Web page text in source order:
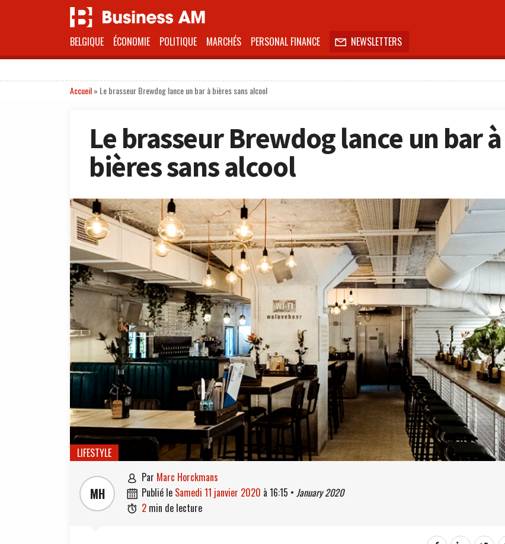
BELGIQUE ÉCONOMIE POLITIQUE MARCHÉS PERSONAL FINANCE  NEWSLETTERS
Accueil» Le brasseur Brewdog lance un bar à bières sans alcool
Le brasseur Brewdog lance un bar à
bières sans alcool
LIFESTYLE
MH
 par Marc Horckmans
 publié le samedi 11 janvier 2020 à 16:15 • January 2020
 2 min de lecture